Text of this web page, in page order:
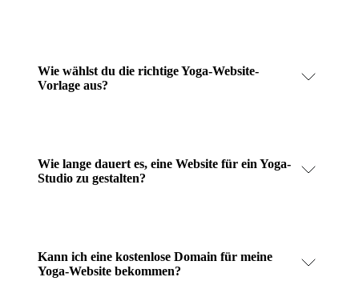
Wie wählst du die richtige Yoga-Website-
Vorlage aus?
Wie lange dauert es, eine Website für ein Yoga-
Studio zu gestalten?
Kann ich eine kostenlose Domain für meine
Yoga-Website bekommen?